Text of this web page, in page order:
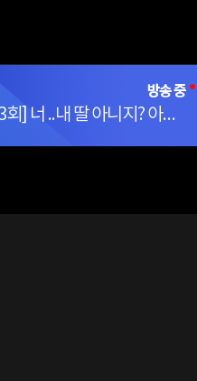
[불어라 미풍아] [43회] 너 ..내 딸 아니지? 아니지?! 그렇지?!